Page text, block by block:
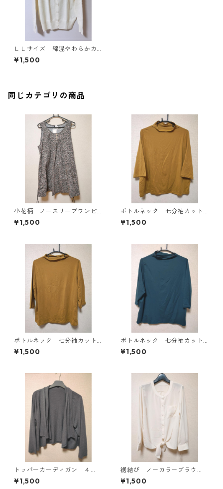
ＬＬサイズ 綿混やわらかカ
ーディガン レギュラー丈
ホワイト KAE-3994
¥1,500
同じカテゴリの商品
小花柄 ノースリーブワンピ
ース ４Ｌ ブラック KAE-
4819
¥1,500
ボトルネック 七分袖カット
ソー ４Ｌ マスタード KA
E-4818
¥1,500
ボトルネック 七分袖カット
ソー ４Ｌ マスタード KA
E-4816
¥1,500
ボトルネック 七分袖カット
ソー ４Ｌ ティールグリー
ン KAE-4815
¥1,500
トッパーカーディガン ４
Ｌ グレー KAE-4814
¥1,500
裾結び ノーカラーブラウ
ス ３Ｌ アイボリー KAE-
4813
¥1,500